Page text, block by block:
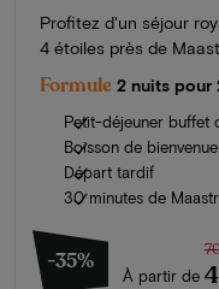
Profitez d'un séjour
4 étoiles près de
Formule 2 nuits pour
Petit-déjeuner buffet
Boisson de bienvenue
Départ tardif
30 minutes de
-35%
À partir de